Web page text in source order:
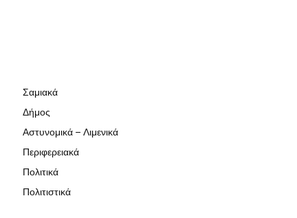
Σαμιακά
Δήμος
Αστυνομικά – Λιμενικά
Περιφερειακά
Πολιτικά
Πολιτιστικά